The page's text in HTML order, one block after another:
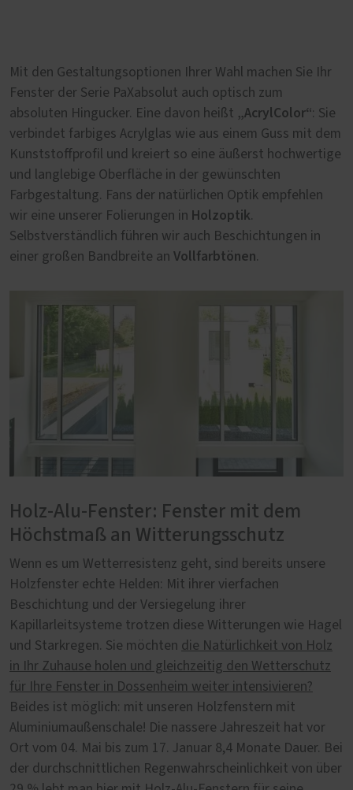
Mit den Gestaltungsoptionen Ihrer Wahl machen Sie Ihr
Fenster der Serie PaXabsolut auch optisch zum
absoluten Hingucker. Eine davon heißt „AcrylColor“: Sie
verbindet farbiges Acrylglas wie aus einem Guss mit dem
Kunststoffprofil und kreiert so eine äußerst hochwertige
und langlebige Oberfläche in der gewünschten
Farbgestaltung. Fans der natürlichen Optik empfehlen
wir eine unserer Folierungen in Holzoptik.
Selbstverständlich führen wir auch Beschichtungen in
einer großen Bandbreite an Vollfarbtönen.
Holz-Alu-Fenster: Fenster mit dem
Höchstmaß an Witterungsschutz
Wenn es um Wetterresistenz geht, sind bereits unsere
Holzfenster echte Helden: Mit ihrer vierfachen
Beschichtung und der Versiegelung ihrer
Kapillarleitsysteme trotzen diese Witterungen wie Hagel
und Starkregen. Sie möchten die Natürlichkeit von Holz
in Ihr Zuhause holen und gleichzeitig den Wetterschutz
für Ihre Fenster in Dossenheim weiter intensivieren?
Beides ist möglich: mit unseren Holzfenstern mit
Aluminiumaußenschale! Die nassere Jahreszeit hat vor
Ort vom 04. Mai bis zum 17. Januar 8,4 Monate Dauer. Bei
der durchschnittlichen Regenwahrscheinlichkeit von über